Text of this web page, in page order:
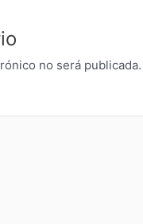
no será publicada.